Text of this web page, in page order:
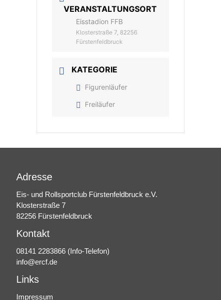
VERANSTALTUNGSORT
Eisstadion FFB
Klosterstraße 7, 82256
Fürstenfeldbruck
KATEGORIE
Figurenläufer
Freiläufer
Adresse
Eis- und Rollsportclub Fürstenfeldbruck e.V.
Klosterstraße 7
82256 Fürstenfeldbruck
Kontakt
08141 2283866 (Info-Telefon)
info@ercf.de
Links
Impressum